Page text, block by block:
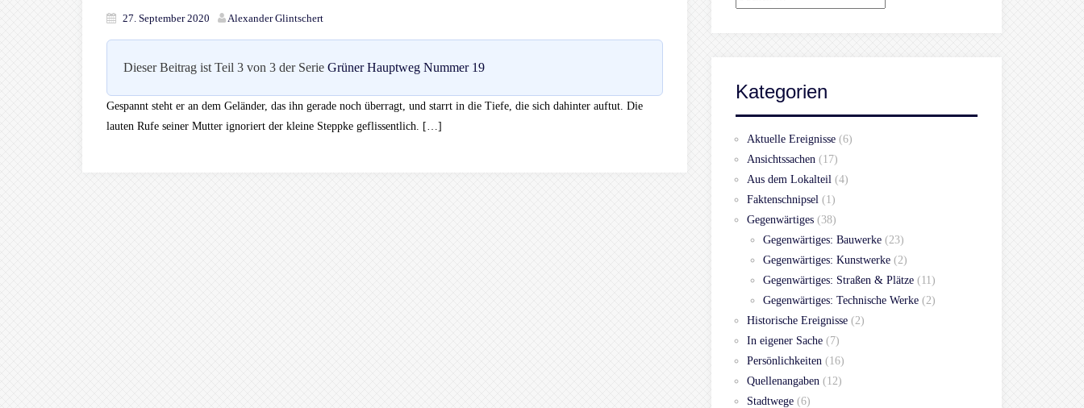
27. September 2020 Alexander Glintschert
Dieser Beitrag ist Teil 3 von 3 der Serie Grüner Hauptweg Nummer 19
Gespannt steht er an dem Geländer, das ihn gerade noch überragt, und starrt in die Tiefe, die sich dahinter auftut. Die
lauten Rufe seiner Mutter ignoriert der kleine Steppke geflissentlich. […]
Kategorien
Aktuelle Ereignisse (6)
Ansichtssachen (17)
Aus dem Lokalteil (4)
Faktenschnipsel (1)
Gegenwärtiges (38)
Gegenwärtiges: Bauwerke (23)
Gegenwärtiges: Kunstwerke (2)
Gegenwärtiges: Straßen & Plätze (11)
Gegenwärtiges: Technische Werke (2)
Historische Ereignisse (2)
In eigener Sache (7)
Persönlichkeiten (16)
Quellenangaben (12)
Stadtwege (6)